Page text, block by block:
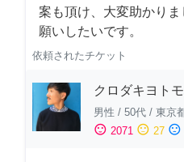
案も頂け、大変助かり
願いしたいです。
依頼されたチケット
クロダキヨトモ
男性 / 50代 / 東京
sentiment_satisfied 2071 sentiment_neutral 27 sentiment_dissatisfied